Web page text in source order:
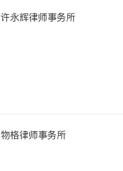
许永辉律师事务所
物格律师事务所